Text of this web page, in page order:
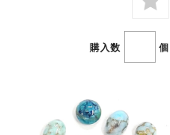
購入数 個